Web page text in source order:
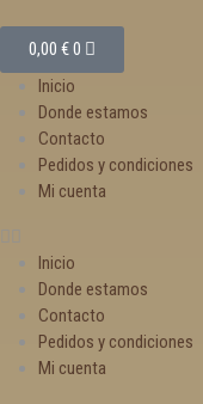
0,00 €0
Inicio
Donde estamos
Contacto
Pedidos y condiciones
Mi cuenta
Inicio
Donde estamos
Contacto
Pedidos y condiciones
Mi cuenta